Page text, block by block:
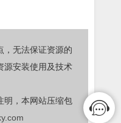
，无法保证资源的
源安装使用及技术
明，本网站压缩包